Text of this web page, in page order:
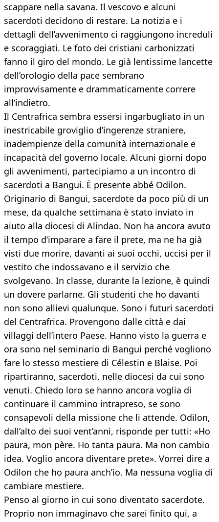
scappare nella savana. Il vescovo e alcuni
sacerdoti decidono di restare. La notizia e i
dettagli dell’avvenimento ci raggiungono increduli
e scoraggiati. Le foto dei cristiani carbonizzati
fanno il giro del mondo. Le già lentissime lancette
dell’orologio della pace sembrano
improvvisamente e drammaticamente correre
all’indietro.
Il Centrafrica sembra essersi ingarbugliato in un
inestricabile groviglio d’ingerenze straniere,
inadempienze della comunità internazionale e
incapacità del governo locale. Alcuni giorni dopo
gli avvenimenti, partecipiamo a un incontro di
sacerdoti a Bangui. È presente abbé Odilon.
Originario di Bangui, sacerdote da poco più di un
mese, da qualche settimana è stato inviato in
aiuto alla diocesi di Alindao. Non ha ancora avuto
il tempo d’imparare a fare il prete, ma ne ha già
visti due morire, davanti ai suoi occhi, uccisi per il
vestito che indossavano e il servizio che
svolgevano. In classe, durante la lezione, è quindi
un dovere parlarne. Gli studenti che ho davanti
non sono allievi qualunque. Sono i futuri sacerdoti
del Centrafrica. Provengono dalle città e dai
villaggi dell’intero Paese. Hanno visto la guerra e
ora sono nel seminario di Bangui perché vogliono
fare lo stesso mestiere di Célestin e Blaise. Poi
ripartiranno, sacerdoti, nelle diocesi da cui sono
venuti. Chiedo loro se hanno ancora voglia di
continuare il cammino intrapreso, se sono
consapevoli della missione che li attende. Odilon,
dall’alto dei suoi vent’anni, risponde per tutti: «Ho
paura, mon père. Ho tanta paura. Ma non cambio
idea. Voglio ancora diventare prete». Vorrei dire a
Odilon che ho paura anch’io. Ma nessuna voglia di
cambiare mestiere.
Penso al giorno in cui sono diventato sacerdote.
Proprio non immaginavo che sarei finito qui, a